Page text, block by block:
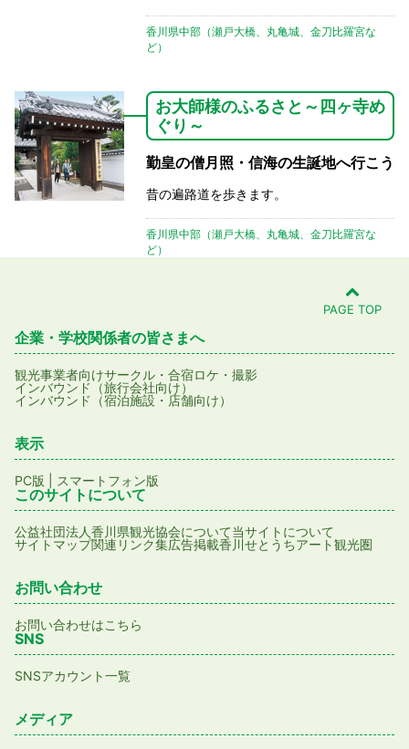
香川県中部（瀬戸大橋、丸亀城、金刀比羅宮な
ど）
お大師様のふるさと～四ヶ寺め
ぐり～
勤皇の僧月照・信海の生誕地へ行こう
昔の遍路道を歩きます。
香川県中部（瀬戸大橋、丸亀城、金刀比羅宮な
ど）
PAGE TOP
企業・学校関係者の皆さまへ
観光事業者向けサークル・合宿ロケ・撮影
インバウンド（旅行会社向け）
インバウンド（宿泊施設・店舗向け）
表示
PC版 スマートフォン版
このサイトについて
公益社団法人香川県観光協会について当サイトについて
サイトマップ関連リンク集広告掲載香川せとうちアート観光圏
お問い合わせ
お問い合わせはこちら
SNS
SNSアカウント一覧
メディア